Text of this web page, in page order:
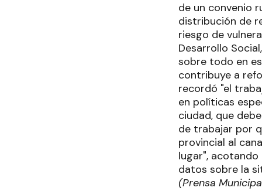
de un convenio
distribución de
riesgo de
Desarrollo
sobre todo en
contribuye a
recordó "el
en políticas
ciudad, que
de trabajar por
provincial al
lugar",
datos sobre la
(Prensa